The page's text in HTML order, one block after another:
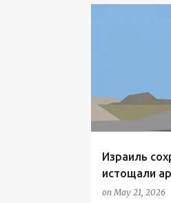
Израиль
истощали
onMay 21, 2026